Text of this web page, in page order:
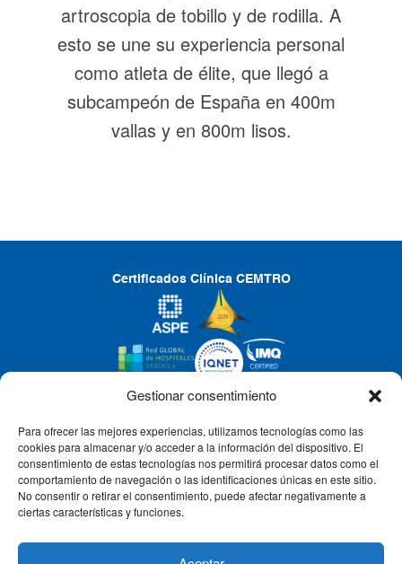
Gestionar consentimiento
Para ofrecer las mejores experiencias, utilizamos tecnologías como las
cookies para almacenar y/o acceder a la información del dispositivo. El
consentimiento de estas tecnologías nos permitirá procesar datos como el
comportamiento de navegación o las identificaciones únicas en este sitio.
No consentir o retirar el consentimiento, puede afectar negativamente a
ciertas características y funciones.
artroscopia de tobillo y de rodilla. A
esto se une su experiencia personal
como atleta de élite, que llegó a
subcampeón de España en 400m
vallas y en 800m lisos.
Certificados Clínica CEMTRO
CLÍNICA CEMTRO
QUIÉNES SOMOS